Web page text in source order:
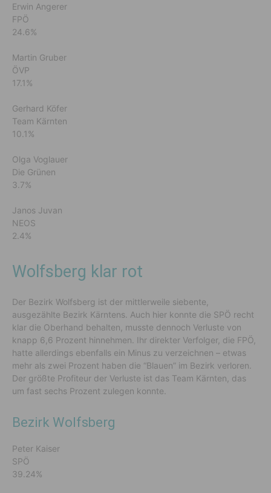
Erwin Angerer
FPÖ
24.6%
Martin Gruber
ÖVP
17.1%
Gerhard Köfer
Team Kärnten
10.1%
Olga Voglauer
Die Grünen
3.7%
Janos Juvan
NEOS
2.4%
Wolfsberg klar rot
Der Bezirk Wolfsberg ist der mittlerweile siebente,
ausgezählte Bezirk Kärntens. Auch hier konnte die SPÖ recht
klar die Oberhand behalten, musste dennoch Verluste von
knapp 6,6 Prozent hinnehmen. Ihr direkter Verfolger, die FPÖ,
hatte allerdings ebenfalls ein Minus zu verzeichnen – etwas
mehr als zwei Prozent haben die “Blauen” im Bezirk verloren.
Der größte Profiteur der Verluste ist das Team Kärnten, das
um fast sechs Prozent zulegen konnte.
Bezirk Wolfsberg
Peter Kaiser
SPÖ
39.24%